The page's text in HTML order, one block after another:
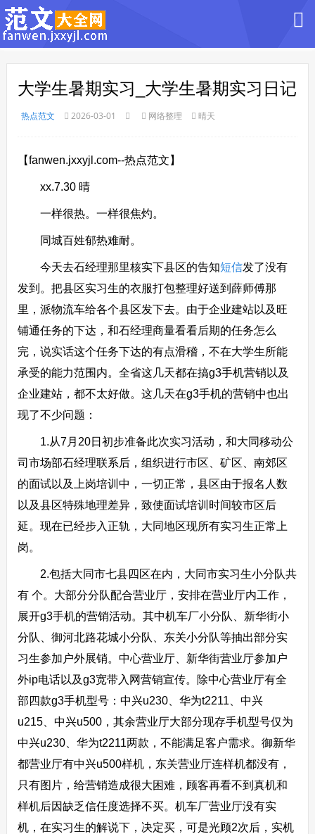
大学生暑期实习_大学生暑期实习日记
热点范文 2026-03-01 网络整理 晴天
【fanwen.jxxyjl.com--热点范文】
xx.7.30 晴
一样很热。一样很焦灼。
同城百姓郁热难耐。
今天去石经理那里核实下县区的告知短信发了没有
发到。把县区实习生的衣服打包整理好送到薛师傅那
里，派物流车给各个县区发下去。由于企业建站以及旺
铺通任务的下达，和石经理商量看看后期的任务怎么
完，说实话这个任务下达的有点滑稽，不在大学生所能
承受的能力范围内。全省这几天都在搞g3手机营销以及
企业建站，都不太好做。这几天在g3手机的营销中也出
现了不少问题：
1.从7月20日初步准备此次实习活动，和大同移动公
司市场部石经理联系后，组织进行市区、矿区、南郊区
的面试以及上岗培训中，一切正常，县区由于报名人数
以及县区特殊地理差异，致使面试培训时间较市区后
延。现在已经步入正轨，大同地区现所有实习生正常上
岗。
2.包括大同市七县四区在内，大同市实习生小分队共
有 个。大部分分队配合营业厅，安排在营业厅内工作，
展开g3手机的营销活动。其中机车厂小分队、新华街小
分队、御河北路花城小分队、东关小分队等抽出部分实
习生参加户外展销。中心营业厅、新华街营业厅参加户
外ip电话以及g3宽带入网营销宣传。除中心营业厅有全
部四款g3手机型号：中兴u230、华为t2211、中兴
u215、中兴u500，其余营业厅大部分现存手机型号仅为
中兴u230、华为t2211两款，不能满足客户需求。御新华
都营业厅有中兴u500样机，东关营业厅连样机都没有，
只有图片，给营销造成很大困难，顾客再看不到真机和
样机后因缺乏信任度选择不买。机车厂营业厅没有实
机，在实习生的解说下，决定买，可是光顾2次后，实机